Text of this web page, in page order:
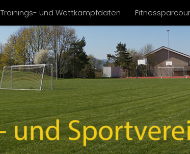
Trainings- und Wettkampfdaten